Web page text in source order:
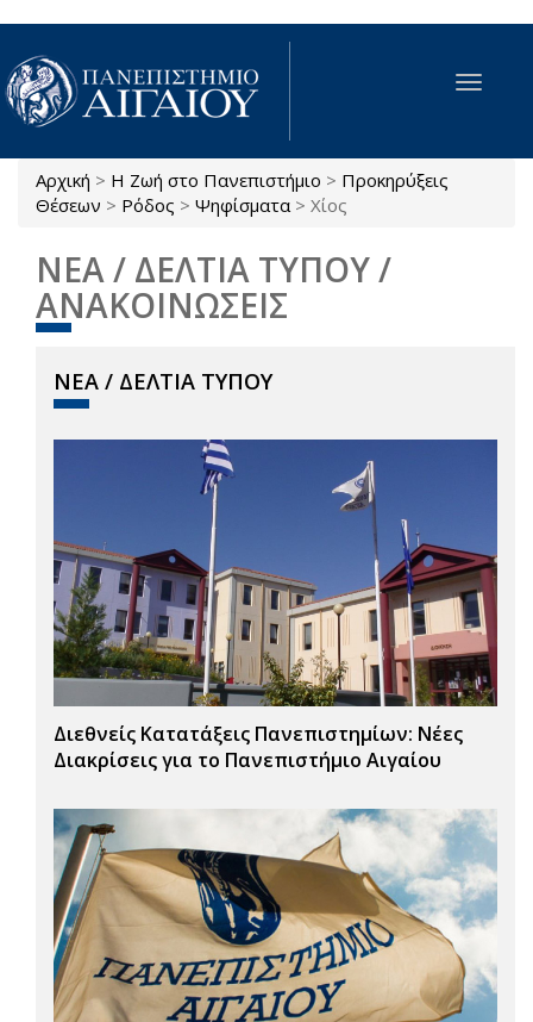
Παράκαμψη προς το κυρίως περιεχόμενο
Toggle
Είστε εδώ
Αρχική > Η Ζωή στο Πανεπιστήμιο > Προκηρύξεις
Θέσεων > Ρόδος > Ψηφίσματα > Χίος
ΝΕΑ / ΔΕΛΤΙΑ ΤΥΠΟΥ /
ΑΝΑΚΟΙΝΩΣΕΙΣ
ΝΕΑ / ΔΕΛΤΙΑ ΤΥΠΟΥ
Διεθνείς Κατατάξεις Πανεπιστημίων: Νέες
Διακρίσεις για το Πανεπιστήμιο Αιγαίου